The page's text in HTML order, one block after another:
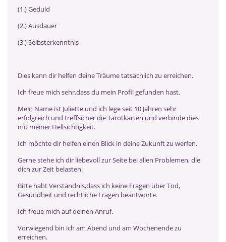
(1.) Geduld
(2.) Ausdauer
(3.) Selbsterkenntnis
Dies kann dir helfen deine Träume tatsächlich zu erreichen.
Ich freue mich sehr,dass du mein Profil gefunden hast.
Mein Name ist Juliette und ich lege seit 10 Jahren sehr
erfolgreich und treffsicher die Tarotkarten und verbinde dies
mit meiner Hellsichtigkeit.
Ich möchte dir helfen einen Blick in deine Zukunft zu werfen.
Gerne stehe ich dir liebevoll zur Seite bei allen Problemen, die
dich zur Zeit belasten.
Bitte habt Verständnis,dass ich keine Fragen über Tod,
Gesundheit und rechtliche Fragen beantworte.
Ich freue mich auf deinen Anruf.
Vorwiegend bin ich am Abend und am Wochenende zu
erreichen.